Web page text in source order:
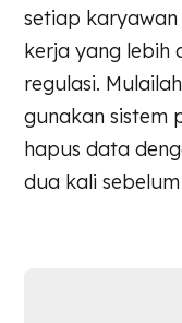
setiap
kerja yang lebih
regulasi.
gunakan sistem
hapus data
dua kali